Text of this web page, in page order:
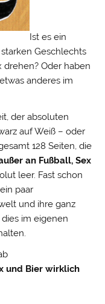
Ist es ein
Geschlechts
drehen? Oder haben
anderes im
der absoluten
auf Weiß – oder
128 Seiten, die
an Fußball, Sex
leer. Fast schon
paar
und ihre ganz
im eigenen
und Bier wirklich